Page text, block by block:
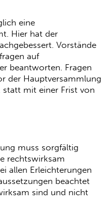
eine
Hier hat der
Vorstände
auf
beantworten. Fragen
der Hauptversammlung
mit einer Frist von
muss sorgfältig
rechtswirksam
allen Erleichterungen
beachtet
sind und nicht